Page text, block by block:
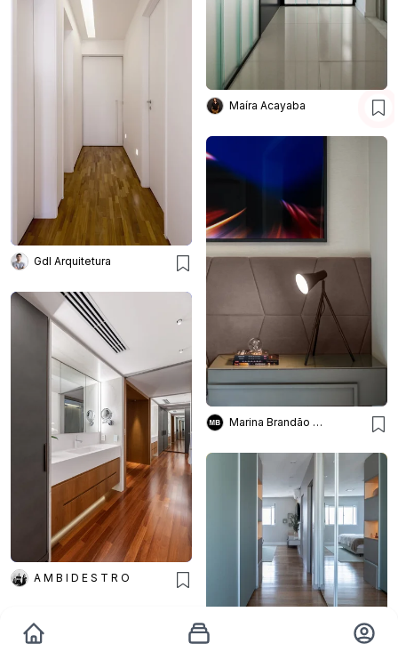
Maíra Acayaba
Gdl Arquitetura
Marina Brandão Design de Interiores
A M B I D E S T R O